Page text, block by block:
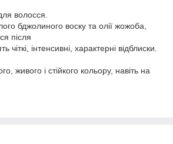
волосся.
бджолиного воску та олії жожоба,
після
інтенсивні, характерні відблиски.
живого і стійкого кольору, навіть на